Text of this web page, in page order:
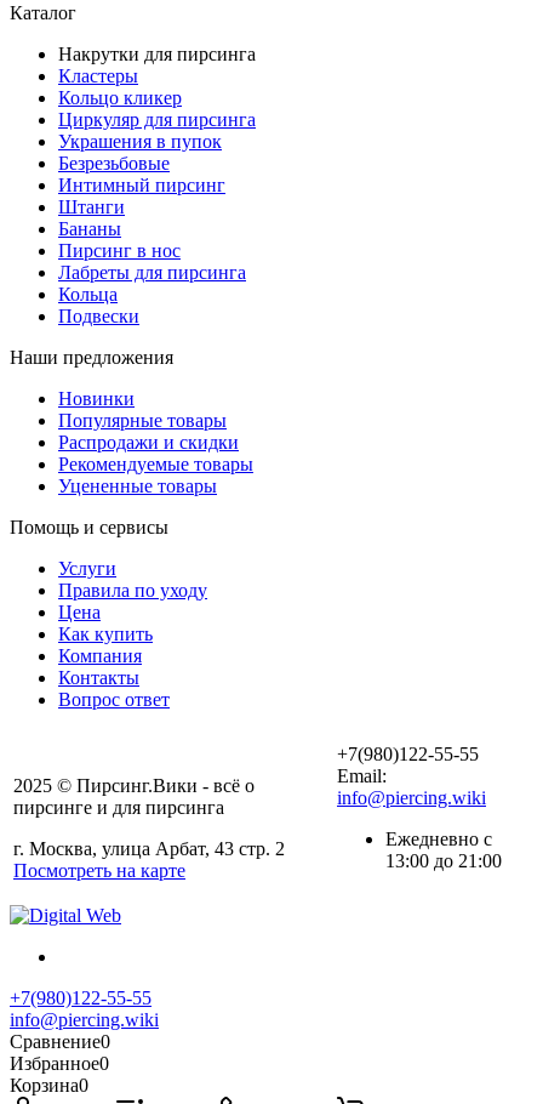
Каталог
Накрутки для пирсинга
Кластеры
Кольцо кликер
Циркуляр для пирсинга
Украшения в пупок
Безрезьбовые
Интимный пирсинг
Штанги
Бананы
Пирсинг в нос
Лабреты для пирсинга
Кольца
Подвески
Наши предложения
Новинки
Популярные товары
Распродажи и скидки
Рекомендуемые товары
Уцененные товары
Помощь и сервисы
Услуги
Правила по уходу
Цена
Как купить
Компания
Контакты
Вопрос ответ
2025 © Пирсинг.Вики - всё о
пирсинге и для пирсинга
г. Москва, улица Арбат, 43 стр. 2
Посмотреть на карте
+7(980)122-55-55
Email:
info@piercing.wiki
Ежедневно с
13:00 до 21:00
+7(980)122-55-55
info@piercing.wiki
Сравнение0
Избранное0
Корзина0